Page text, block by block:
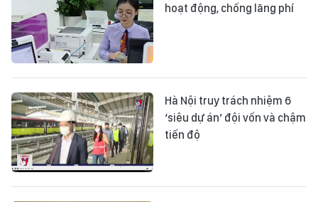
hoạt động, chống lãng phí
Hà Nội truy trách nhiệm 6
‘siêu dự án’ đội vốn và chậm
tiến độ